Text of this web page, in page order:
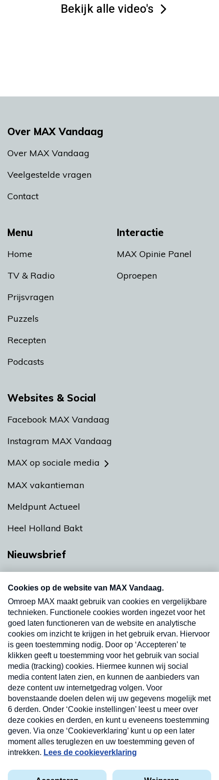
Bekijk alle video's
Menu
Home
TV & Radio
Prijsvragen
Puzzels
Recepten
Podcasts
Interactie
MAX Opinie Panel
Oproepen
Over MAX Vandaag
Over MAX Vandaag
Veelgestelde vragen
Contact
Websites & Social
Facebook MAX Vandaag
Instagram MAX Vandaag
MAX op sociale media
MAX vakantieman
Meldpunt Actueel
Heel Holland Bakt
Nieuwsbrief
nieuwsbrief. Elke vrijdag- en dinsdagochtend in
uw mailbox.
Verzend
Privacyverklaring
Cookieverklaring
Nieuwsbrief
Neem hier een gratis abonnement op onze
nieuwsbrief. Elke vrijdag- en dinsdagochtend in uw